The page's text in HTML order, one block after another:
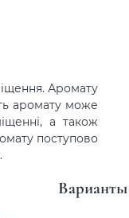
Аромату
аромату може
а також
поступово